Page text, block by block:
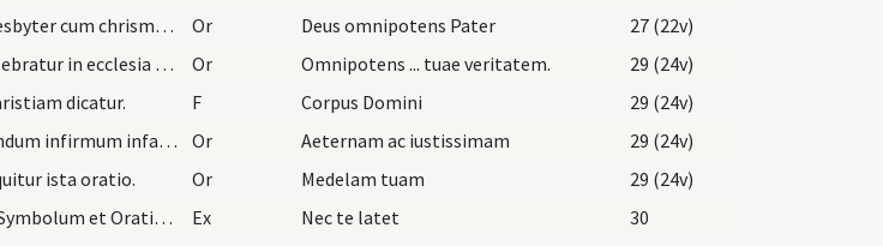
Oremus ... Hic presbyter cum chrismate faciat cru… Or Deus omnipotens Pater
27 (22v)
Et dum missa celebratur in ecclesia manens et tam… Or Omnipotens ... tuae veritatem.
29 (24v)
dicatur. F Corpus Domini
29 (24v)
Ordo ad baptizandum infirmum infantes. Quando inf… Or Aeternam ac iustissimam
29 (24v)
ista oratio. Or Medelam tuam
29 (24v)
Haec finita dicit Symbolum et Orationem Dominicam… Ex Nec te latet
30